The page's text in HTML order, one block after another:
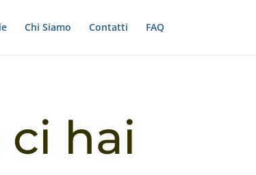
Chi Siamo Contatti FAQ
hai